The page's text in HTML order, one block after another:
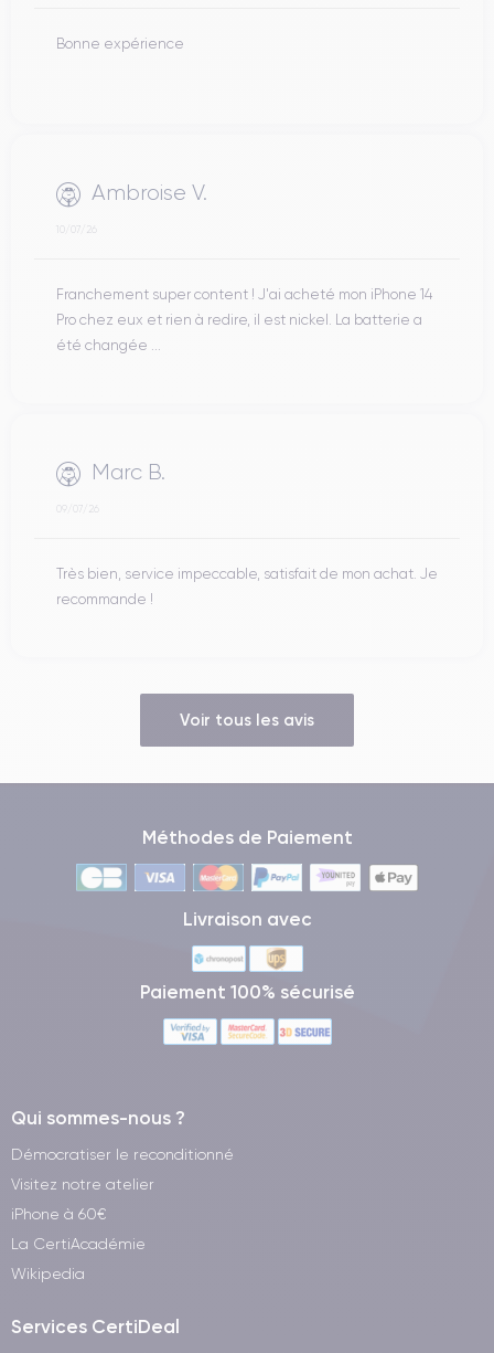
Bonne expérience
Ambroise V.
10/07/26
Franchement super content ! J'ai acheté mon iPhone 14
Pro chez eux et rien à redire, il est nickel. La batterie a
été changée ...
Marc B.
09/07/26
Très bien, service impeccable, satisfait de mon achat. Je
recommande !
Voir tous les avis
Méthodes de Paiement
Livraison avec
Paiement 100% sécurisé
Qui sommes-nous ?
Démocratiser le reconditionné
Visitez notre atelier
iPhone à 60€
La CertiAcadémie
Wikipedia
Services CertiDeal